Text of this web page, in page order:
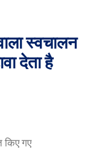
स्वचालन
देता है
किए गए